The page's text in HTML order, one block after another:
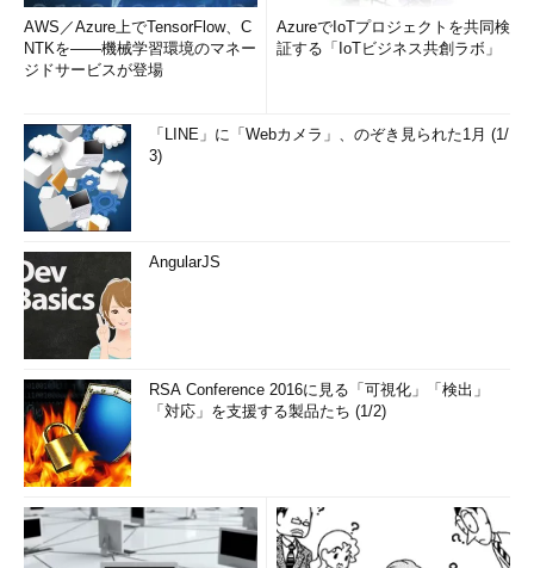
AWS／Azure上でTensorFlow、C
NTKを――機械学習環境のマネー
ジドサービスが登場
AzureでIoTプロジェクトを共同検
証する「IoTビジネス共創ラボ」
「LINE」に「Webカメラ」、のぞき見られた1月 (1/
3)
AngularJS
RSA Conference 2016に見る「可視化」「検出」
「対応」を支援する製品たち (1/2)